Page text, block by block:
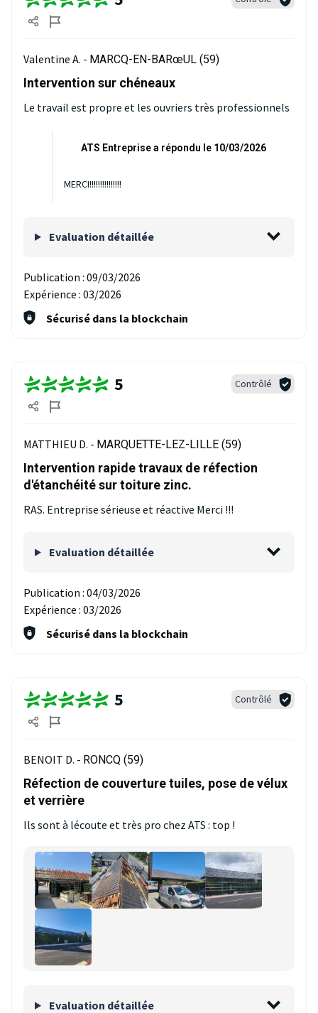
Valentine A. - MARCQ-EN-BARœUL (59)
Intervention sur chéneaux
Le travail est propre et les ouvriers très professionnels
ATS Entreprise a répondu le 10/03/2026
MERCI!!!!!!!!!!!!!!!
Evaluation détaillée
Publication : 09/03/2026
Expérience : 03/2026
Sécurisé dans la blockchain
5 Contrôlé
MATTHIEU D. - MARQUETTE-LEZ-LILLE (59)
Intervention rapide travaux de réfection
d'étanchéité sur toiture zinc.
RAS. Entreprise sérieuse et réactive Merci !!!
Evaluation détaillée
Publication : 04/03/2026
Expérience : 03/2026
Sécurisé dans la blockchain
5 Contrôlé
BENOIT D. - RONCQ (59)
Réfection de couverture tuiles, pose de vélux
et verrière
Ils sont à lécoute et très pro chez ATS : top !
Evaluation détaillée